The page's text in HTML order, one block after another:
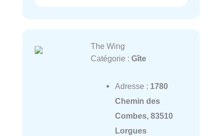
The Wing
Catégorie : Gîte
Adresse : 1780
Chemin des
Combes, 83510
Lorgues